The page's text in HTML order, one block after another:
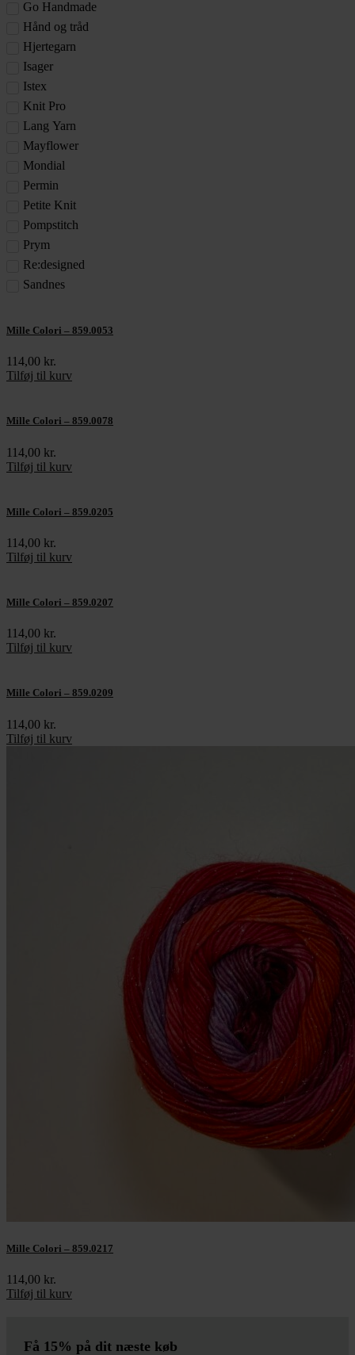
Go Handmade
Hånd og tråd
Hjertegarn
Isager
Istex
Knit Pro
Lang Yarn
Mayflower
Mondial
Permin
Petite Knit
Pompstitch
Prym
Re:designed
Sandnes
Mille Colori – 859.0053
114,00 kr.
Tilføj til kurv
Mille Colori – 859.0078
114,00 kr.
Tilføj til kurv
Mille Colori – 859.0205
114,00 kr.
Tilføj til kurv
Mille Colori – 859.0207
114,00 kr.
Tilføj til kurv
Mille Colori – 859.0209
114,00 kr.
Tilføj til kurv
Mille Colori – 859.0217
114,00 kr.
Tilføj til kurv
Få 15% på dit næste køb